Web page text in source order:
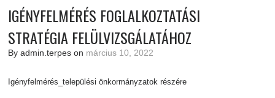
IGÉNYFELMÉRÉS FOGLALKOZTATÁSI
STRATÉGIA FELÜLVIZSGÁLATÁHOZ
By admin.terpes on március 10, 2022
Igényfelmérés_települési önkormányzatok részére